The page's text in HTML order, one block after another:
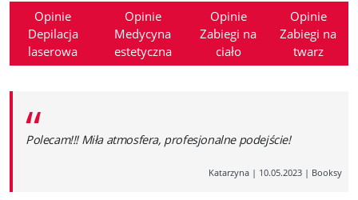
Opinie
Depilacja
laserowa
Opinie
Medycyna
estetyczna
Opinie
Zabiegi na
ciało
Opinie
Zabiegi na
twarz
“
Polecam!!! Miła atmosfera, profesjonalne podejście!
Katarzyna | 10.05.2023 | Booksy